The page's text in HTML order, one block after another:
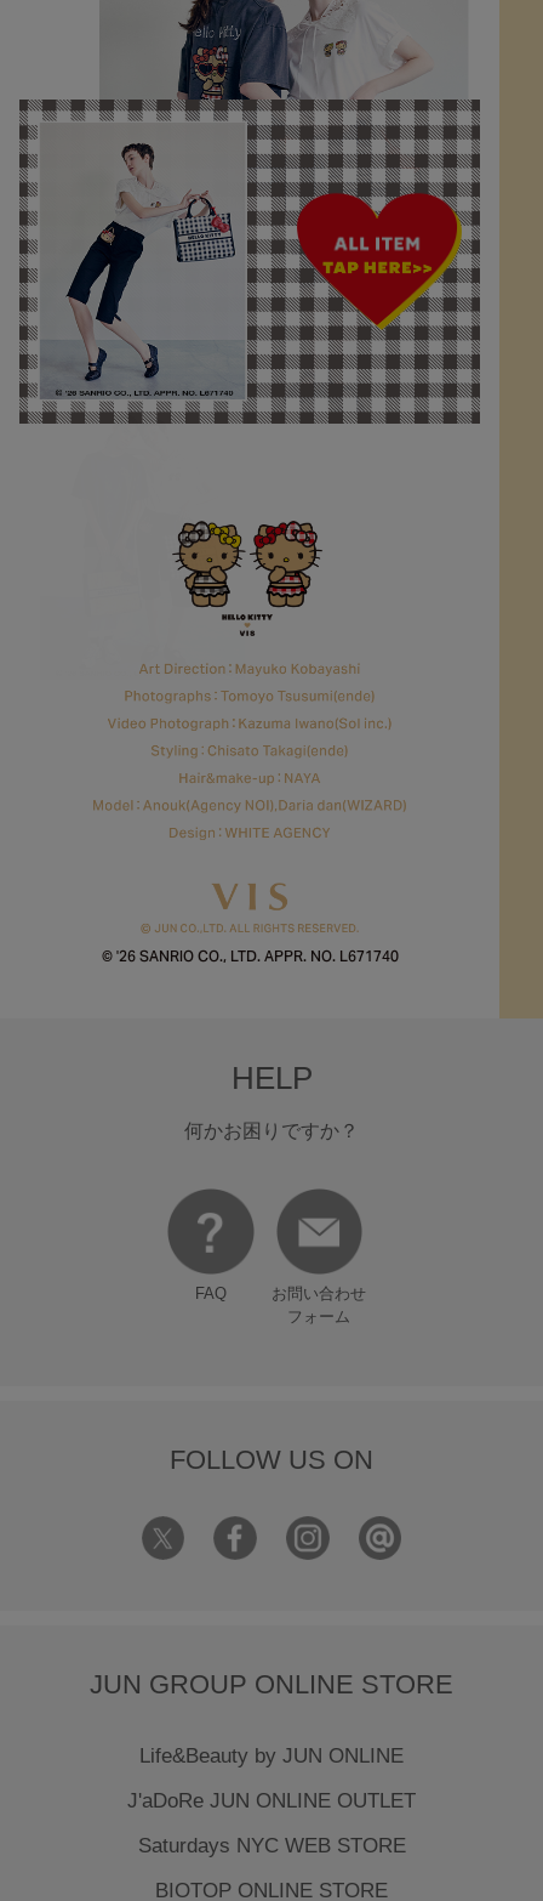
Face Plush Charm...¥3,949
Assort Epoxy Charms...¥1,969
© '26 SANRIO CO., LTD. APPR. NO. L671740
HELP
何かお困りですか？
FAQ
お問い合わせ
フォーム
FOLLOW US ON
JUN GROUP ONLINE STORE
Life&Beauty by JUN ONLINE
J'aDoRe JUN ONLINE OUTLET
Saturdays NYC WEB STORE
BIOTOP ONLINE STORE